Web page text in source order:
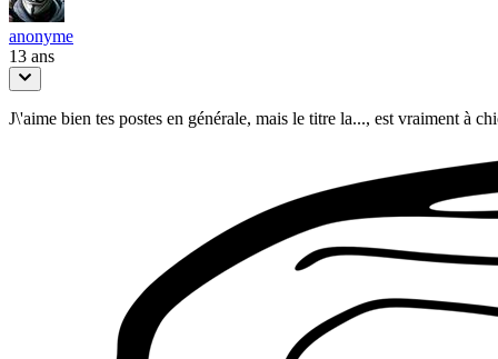
anonyme
13 ans
J\'aime bien tes postes en générale, mais le titre la..., est vraiment à